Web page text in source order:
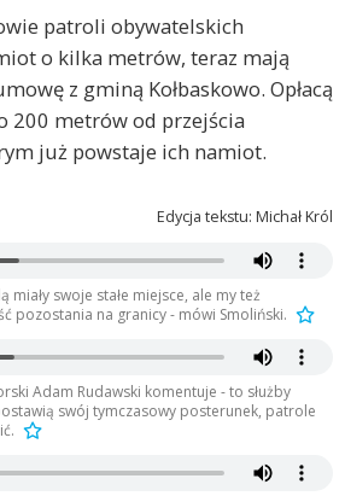
patroli obywatelskich
o kilka metrów, teraz mają
z gminą Kołbaskowo. Opłacą
200 metrów od przejścia
już powstaje ich namiot.
Edycja tekstu: Michał Król
miały swoje stałe miejsce, ale my też
pozostania na granicy - mówi Smoliński.
Adam Rudawski komentuje - to służby
swój tymczasowy posterunek, patrole